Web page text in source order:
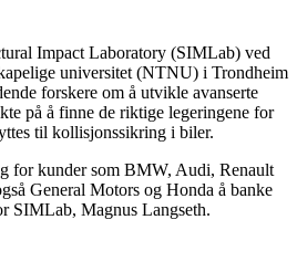
Impact Laboratory (SIMLab) ved
universitet (NTNU) i Trondheim
forskere om å utvikle avanserte
på å finne de riktige legeringene for
til kollisjonssikring i biler.
for kunder som BMW, Audi, Renault
General Motors og Honda å banke
SIMLab, Magnus Langseth.